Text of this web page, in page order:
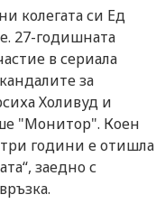
колегата си Ед
27-годишната
в сериала
за
Холивуд и
"Монитор". Коен
години е отишла
заедно с